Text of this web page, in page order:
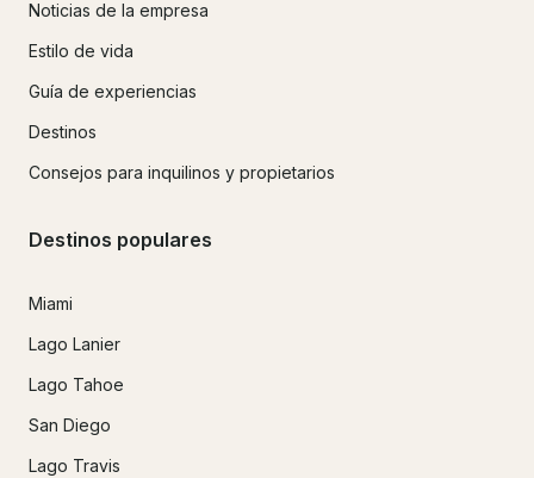
Noticias de la empresa
Estilo de vida
Guía de experiencias
Destinos
Consejos para inquilinos y propietarios
Destinos populares
Miami
Lago Lanier
Lago Tahoe
San Diego
Lago Travis